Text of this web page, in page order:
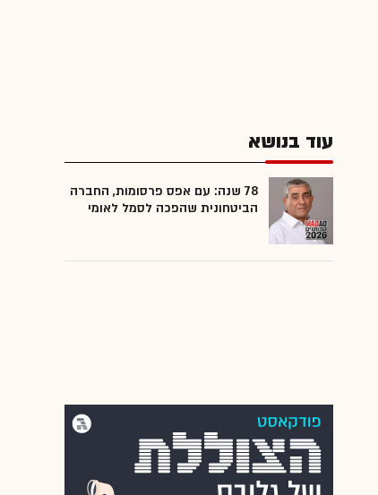
עוד בנושא
78 שנה: עם אפס פרסומות, החברה
הביטחונית שהפכה לסמל לאומי